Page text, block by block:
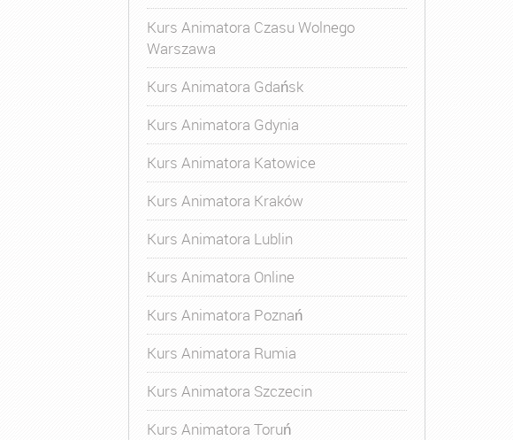
Kurs Animatora Czasu Wolnego
Warszawa
Kurs Animatora Gdańsk
Kurs Animatora Gdynia
Kurs Animatora Katowice
Kurs Animatora Kraków
Kurs Animatora Lublin
Kurs Animatora Online
Kurs Animatora Poznań
Kurs Animatora Rumia
Kurs Animatora Szczecin
Kurs Animatora Toruń